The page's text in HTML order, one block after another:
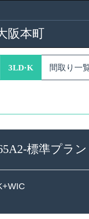
本町
3LD·K 間取り一
標準プラン